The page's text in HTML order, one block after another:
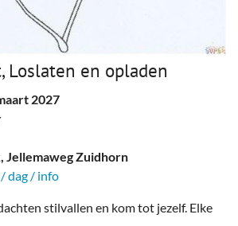
Loslaten en opladen
2027
Jellemaweg Zuidhorn
dag / info
stilvallen en kom tot jezelf. Elke